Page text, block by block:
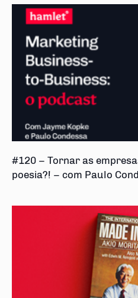
#120 – Tornar as
poesia?! – com Paulo